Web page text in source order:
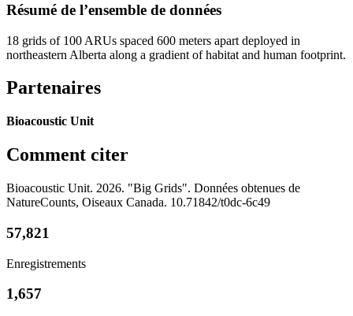
Résumé de l’ensemble de données
18 grids of 100 ARUs spaced 600 meters apart deployed in
northeastern Alberta along a gradient of habitat and human footprint.
Partenaires
Bioacoustic Unit
Comment citer
Bioacoustic Unit. 2026. "Big Grids". Données obtenues de
NatureCounts, Oiseaux Canada. 10.71842/t0dc-6c49
57,821
Enregistrements
1,657